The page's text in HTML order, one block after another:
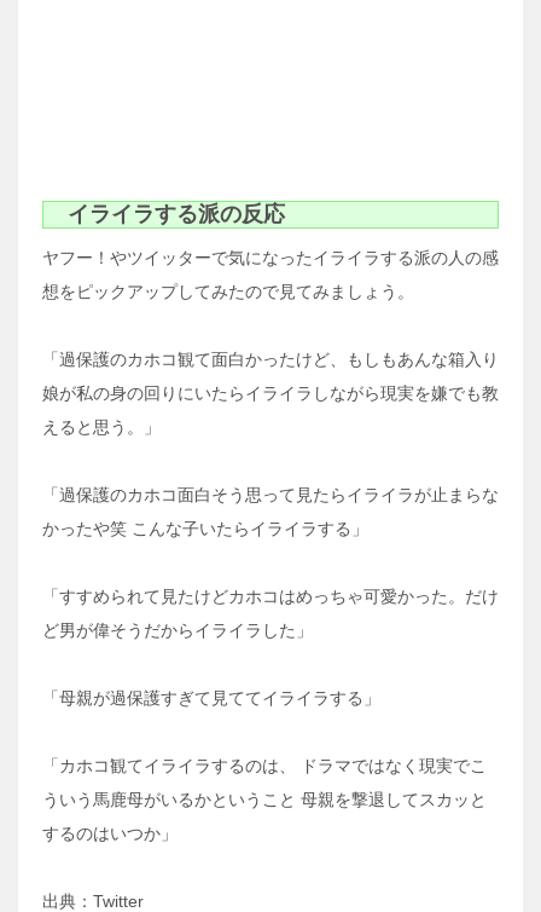
イライラする派の反応
ヤフー！やツイッターで気になったイライラする派の人の感
想をピックアップしてみたので見てみましょう。
「過保護のカホコ観て面白かったけど、もしもあんな箱入り
娘が私の身の回りにいたらイライラしながら現実を嫌でも教
えると思う。」
「過保護のカホコ面白そう思って見たらイライラが止まらな
かったや笑 こんな子いたらイライラする」
「すすめられて見たけどカホコはめっちゃ可愛かった。だけ
ど男が偉そうだからイライラした」
「母親が過保護すぎて見ててイライラする」
「カホコ観てイライラするのは、 ドラマではなく現実でこ
ういう馬鹿母がいるかということ 母親を撃退してスカッと
するのはいつか」
出典：Twitter